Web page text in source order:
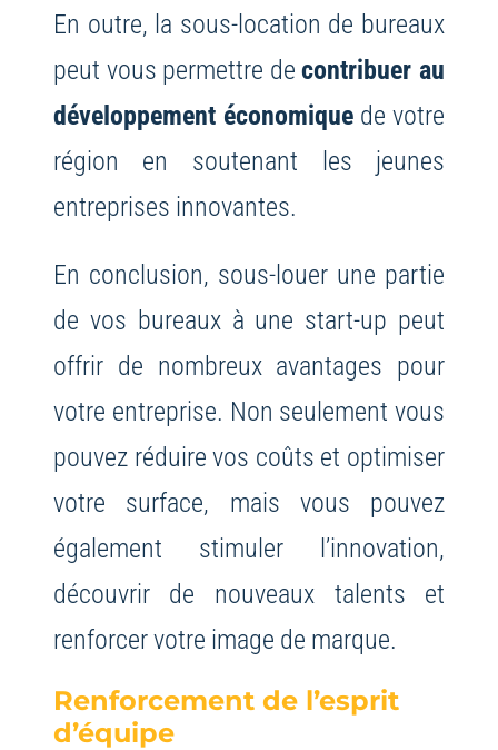
En outre, la sous-location de bureaux
peut vous permettre decontribuer au
développement économique de votre
région en soutenant les jeunes
entreprises innovantes.
En conclusion, sous-louer une partie
de vos bureaux à une start-up peut
offrir de nombreux avantages pour
votre entreprise. Non seulement vous
pouvez réduire vos coûts et optimiser
votre surface, mais vous pouvez
également stimuler l’innovation,
découvrir de nouveaux talents et
renforcer votre image de marque.
Renforcement de l’esprit
d’équipe